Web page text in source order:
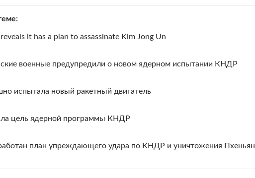
it has a plan to assassinate Kim Jong Un
военные предупредили о новом ядерном испытании КНДР
испытала новый ракетный двигатель
цель ядерной программы КНДР
план упреждающего удара по КНДР и уничтожения